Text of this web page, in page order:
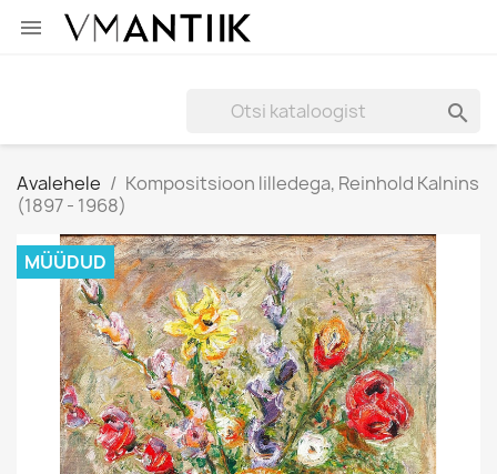


Avalehele
Kompositsioon lilledega, Reinhold Kalnins
(1897 - 1968)
MÜÜDUD